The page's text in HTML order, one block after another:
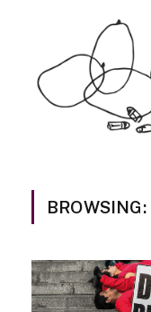
BROWSING: